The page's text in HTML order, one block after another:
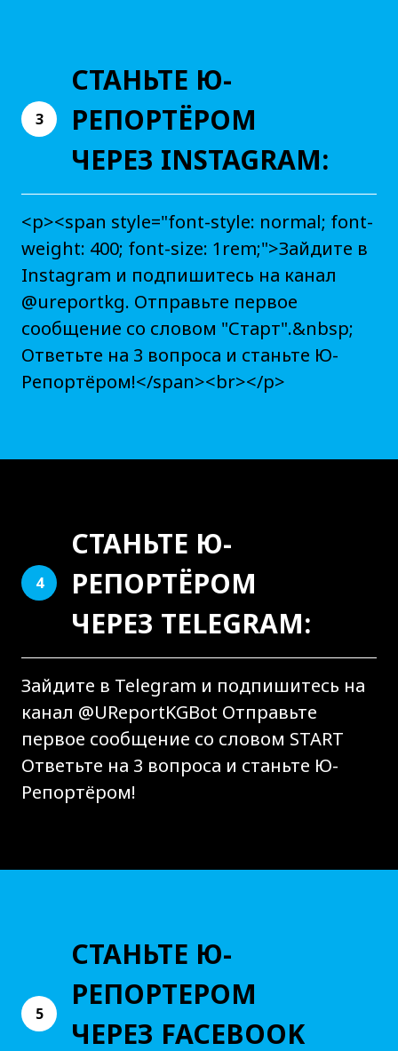
3
СТАНЬТЕ Ю-
РЕПОРТЁРОМ
ЧЕРЕЗ INSTAGRAM:
<p><span style="font-style: normal; font-
weight: 400; font-size: 1rem;">Зайдите в
Instagram и подпишитесь на канал
@ureportkg. Отправьте первое
сообщение со словом "Старт".&nbsp;
Ответьте на 3 вопроса и станьте Ю-
Репортёром!</span><br></p>
4
СТАНЬТЕ Ю-
РЕПОРТЁРОМ
ЧЕРЕЗ TELEGRAM:
Зайдите в Telegram и подпишитесь на
канал @UReportKGBot Отправьте
первое сообщение со словом START
Ответьте на 3 вопроса и станьте Ю-
Репортёром!
5
СТАНЬТЕ Ю-
РЕПОРТЕРОМ
ЧЕРЕЗ FACEBOOK